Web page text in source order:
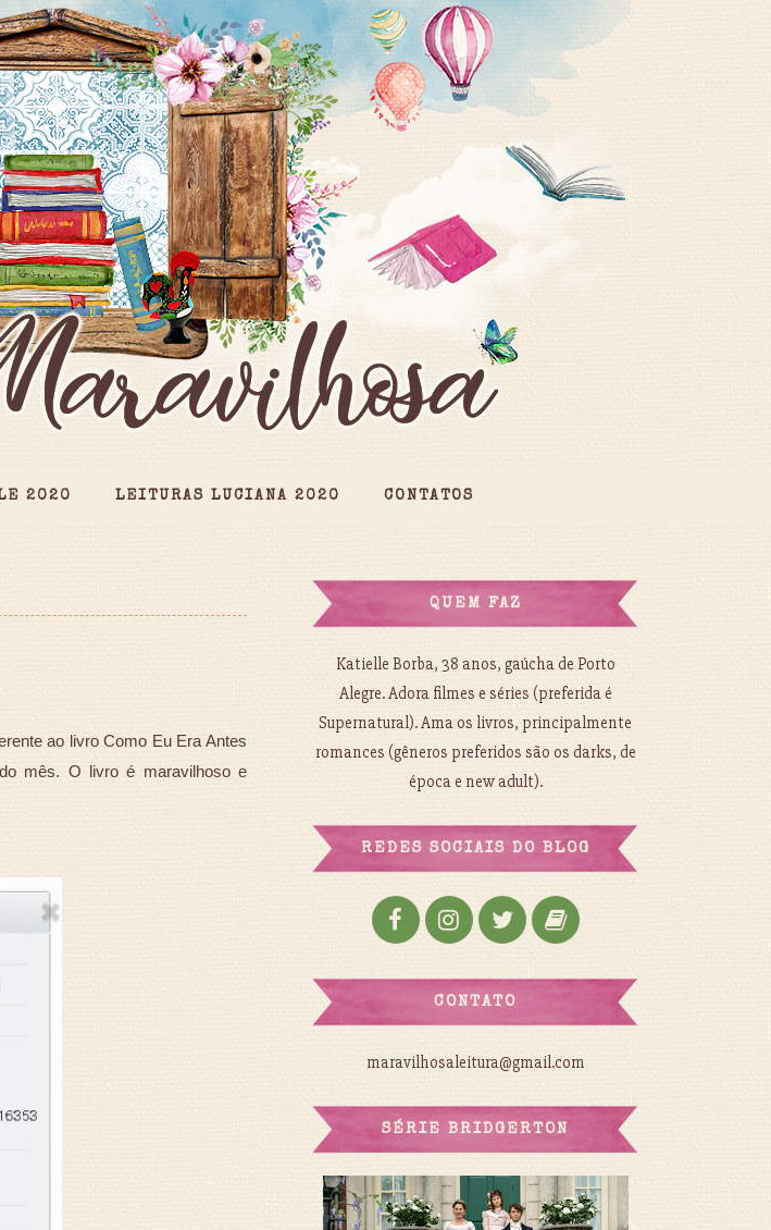
2020 LEITURAS LUCIANA 2020 CONTATOS
ao livro Como Eu Era Antes
mês. O livro é maravilhoso e
QUEM FAZ
Katielle Borba, 38 anos, gaúcha de Porto
Alegre. Adora filmes e séries (preferida é
Supernatural). Ama os livros, principalmente
romances (gêneros preferidos são os darks, de
época e new adult).
REDES SOCIAIS DO BLOG
CONTATO
maravilhosaleitura@gmail.com
SÉRIE BRIDGERTON